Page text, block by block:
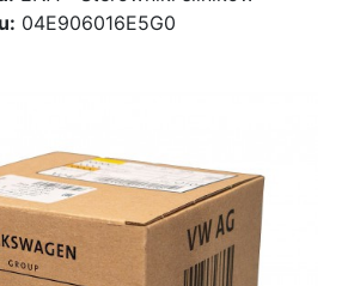
04E906016E5G0